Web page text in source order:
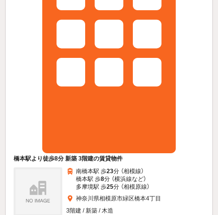
橋本駅より徒歩8分 新築 3階建の賃貸物件
南橋本駅 歩23分 （相模線）
橋本駅 歩8分 （横浜線など）
多摩境駅 歩25分 （相模原線）
神奈川県相模原市緑区橋本4丁目
3階建 / 新築 / 木造